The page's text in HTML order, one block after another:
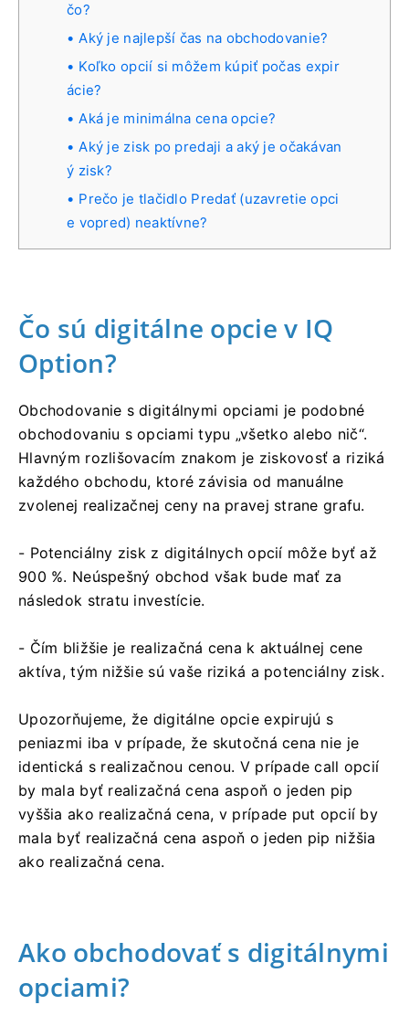
čo?
Aký je najlepší čas na obchodovanie?
Koľko opcií si môžem kúpiť počas expir
ácie?
Aká je minimálna cena opcie?
Aký je zisk po predaji a aký je očakávan
ý zisk?
Prečo je tlačidlo Predať (uzavretie opci
e vopred) neaktívne?
Čo sú digitálne opcie v IQ
Option?
Obchodovanie s digitálnymi opciami je podobné
obchodovaniu s opciami typu „všetko alebo nič“.
Hlavným rozlišovacím znakom je ziskovosť a riziká
každého obchodu, ktoré závisia od manuálne
zvolenej realizačnej ceny na pravej strane grafu.
- Potenciálny zisk z digitálnych opcií môže byť až
900 %. Neúspešný obchod však bude mať za
následok stratu investície.
- Čím bližšie je realizačná cena k aktuálnej cene
aktíva, tým nižšie sú vaše riziká a potenciálny zisk.
Upozorňujeme, že digitálne opcie expirujú s
peniazmi iba v prípade, že skutočná cena nie je
identická s realizačnou cenou. V prípade call opcií
by mala byť realizačná cena aspoň o jeden pip
vyššia ako realizačná cena, v prípade put opcií by
mala byť realizačná cena aspoň o jeden pip nižšia
ako realizačná cena.
Ako obchodovať s digitálnymi
opciami?